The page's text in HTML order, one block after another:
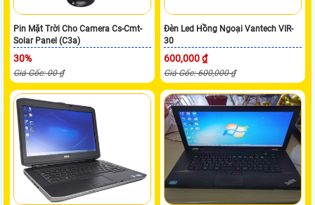
Pin Mặt Trời Cho Camera Cs-Cmt-
Solar Panel (C3a)
30%
Giá Gốc: 00 ₫
Đèn Led Hồng Ngoại Vantech VIR-
30
600,000 ₫
Giá Gốc: 600,000 ₫